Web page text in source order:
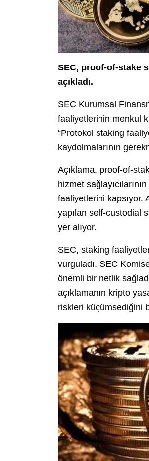
SEC, proof-of-stake
açıkladı.
SEC Kurumsal
faaliyetlerinin menkul
“Protokol staking
kaydolmalarının
Açıklama, proof-of-
hizmet
faaliyetlerini kapsıyor.
yapılan self-custodial
yer alıyor.
SEC, staking
vurguladı. SEC
önemli bir netlik
açıklamanın kripto
riskleri küçümsediğini